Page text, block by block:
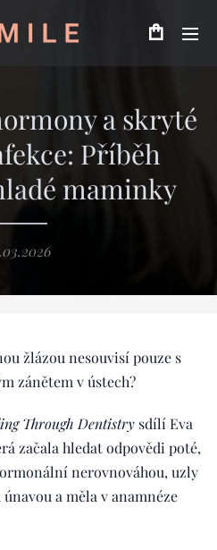
a skryté
Příběh
maminky
žlázou nesouvisí pouze s
zánětem v ústech?
Through Dentistry sdílí Eva
začala hledat odpovědi poté,
nerovnováhou, uzly
a měla v anamnéze